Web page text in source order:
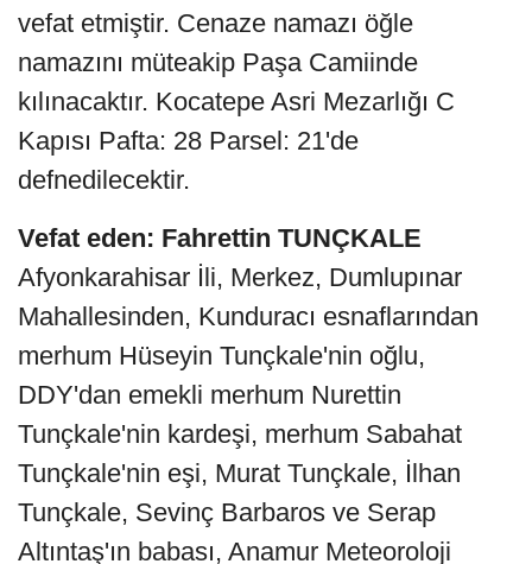
vefat etmiştir. Cenaze namazı öğle
namazını müteakip Paşa Camiinde
kılınacaktır. Kocatepe Asri Mezarlığı C
Kapısı Pafta: 28 Parsel: 21'de
defnedilecektir.
Vefat eden: Fahrettin TUNÇKALE
Afyonkarahisar İli, Merkez, Dumlupınar
Mahallesinden, Kunduracı esnaflarından
merhum Hüseyin Tunçkale'nin oğlu,
DDY'dan emekli merhum Nurettin
Tunçkale'nin kardeşi, merhum Sabahat
Tunçkale'nin eşi, Murat Tunçkale, İlhan
Tunçkale, Sevinç Barbaros ve Serap
Altıntaş'ın babası, Anamur Meteoroloji